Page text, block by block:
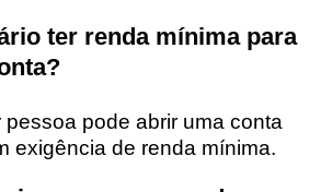
ter renda mínima para
pessoa pode abrir uma conta
exigência de renda mínima.